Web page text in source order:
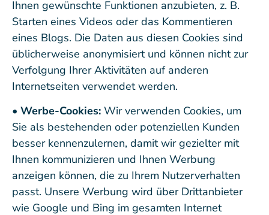
Ihnen gewünschte Funktionen anzubieten, z. B.
Starten eines Videos oder das Kommentieren
eines Blogs. Die Daten aus diesen Cookies sind
üblicherweise anonymisiert und können nicht zur
Verfolgung Ihrer Aktivitäten auf anderen
Internetseiten verwendet werden.
• Werbe-Cookies: Wir verwenden Cookies, um
Sie als bestehenden oder potenziellen Kunden
besser kennenzulernen, damit wir gezielter mit
Ihnen kommunizieren und Ihnen Werbung
anzeigen können, die zu Ihrem Nutzerverhalten
passt. Unsere Werbung wird über Drittanbieter
wie Google und Bing im gesamten Internet